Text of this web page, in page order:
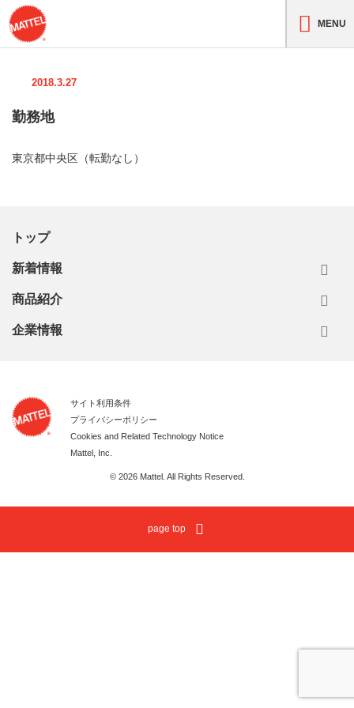
MENU
2018.3.27
勤務地
東京都中央区（転勤なし）
トップ
新着情報
商品紹介
企業情報
サイト利用条件
プライバシーポリシー
Cookies and Related Technology Notice
Mattel, Inc.
© 2026 Mattel. All Rights Reserved.
page top